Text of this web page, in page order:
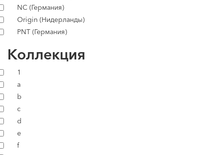
NC (Германия)
Origin (Нидерланды)
PNT (Германия)
Коллекция
1
a
b
c
d
e
f